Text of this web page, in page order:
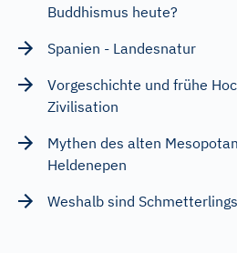
Buddhismus heute?
Spanien - Landesnatur
Vorgeschichte und frühe
Zivilisation
Mythen des alten
Heldenepen
Weshalb sind